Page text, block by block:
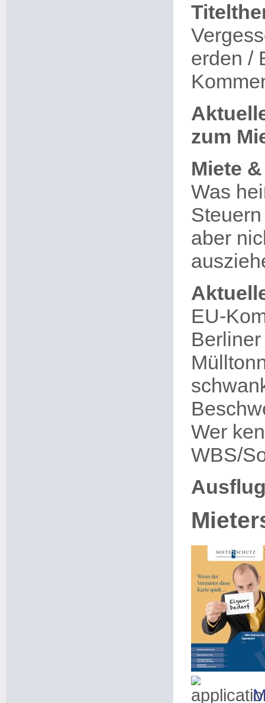
erden /
zum
Miete
Was
aber
EU-
Wer
WBS/